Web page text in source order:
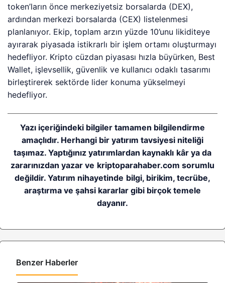
token’ların önce merkeziyetsiz borsalarda (DEX),
ardından merkezi borsalarda (CEX) listelenmesi
planlanıyor. Ekip, toplam arzın yüzde 10’unu likiditeye
ayırarak piyasada istikrarlı bir işlem ortamı oluşturmayı
hedefliyor. Kripto cüzdan piyasası hızla büyürken, Best
Wallet, işlevsellik, güvenlik ve kullanıcı odaklı tasarımı
birleştirerek sektörde lider konuma yükselmeyi
hedefliyor.
Yazı içeriğindeki bilgiler tamamen bilgilendirme
amaçlıdır. Herhangi bir yatırım tavsiyesi niteliği
taşımaz. Yaptığınız yatırımlardan kaynaklı kâr ya da
zararınızdan yazar ve kriptoparahaber.com sorumlu
değildir. Yatırım nihayetinde bilgi, birikim, tecrübe,
araştırma ve şahsi kararlar gibi birçok temele
dayanır.
Benzer Haberler